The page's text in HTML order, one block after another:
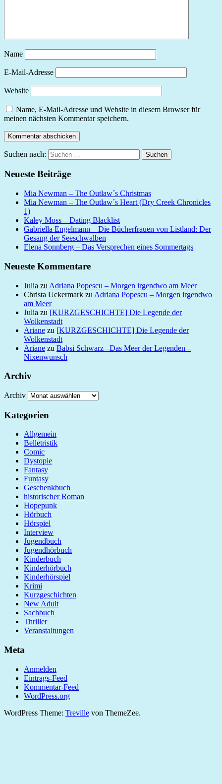
Name
E-Mail-Adresse
Website
Name, E-Mail-Adresse und Website in diesem Browser für
meinen nächsten Kommentar speichern.
Suchen nach: Suchen
Neueste Beiträge
Mia Newman – The Outlaw´s Christmas
Mia Newman – The Outlaw´s Heart (Dry Creek Chronicles
1)
Kaley Moss – Dating Blacklist
Gabriella Engelmann – Die Bücherfrauen von Listland: Der
Gesang der Seeschwalben
Elena Sonnberg – Das Versprechen eines Sommertags
Neueste Kommentare
Julia zu Adriana Popescu – Morgen irgendwo am Meer
Christa Uckermark zu Adriana Popescu – Morgen irgendwo
am Meer
Julia zu [KURZGESCHICHTE] Die Legende der
Wolkenstadt
Ariane zu [KURZGESCHICHTE] Die Legende der
Wolkenstadt
Ariane zu Babsi Schwarz –Das Meer der Legenden –
Nixenwunsch
Archiv
Archiv
Kategorien
Allgemein
Belletristik
Comic
Dystopie
Fantasy
Funtasy
Geschenkbuch
historischer Roman
Hopepunk
Hörbuch
Hörspiel
Interview
Jugendbuch
Jugendhörbuch
Kinderbuch
Kinderhörbuch
Kinderhörspiel
Krimi
Kurzgeschichten
New Adult
Sachbuch
Thriller
Veranstaltungen
Meta
Anmelden
Eintrags-Feed
Kommentar-Feed
WordPress.org
WordPress Theme: Treville von ThemeZee.